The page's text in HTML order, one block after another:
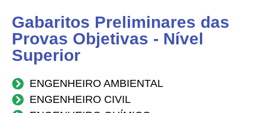
Gabaritos Preliminares das
Provas Objetivas - Nível
Superior
ENGENHEIRO AMBIENTAL
ENGENHEIRO CIVIL